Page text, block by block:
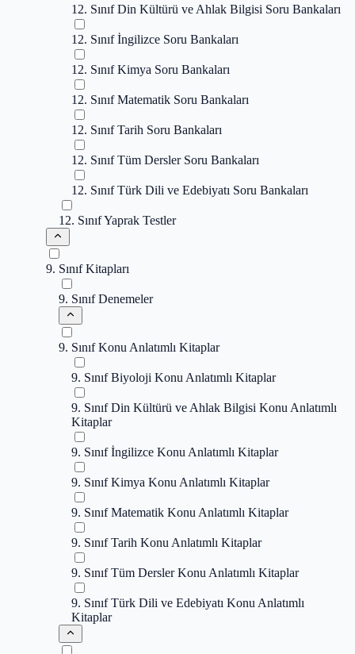
12. Sınıf Din Kültürü ve Ahlak Bilgisi Soru Bankaları
12. Sınıf İngilizce Soru Bankaları
12. Sınıf Kimya Soru Bankaları
12. Sınıf Matematik Soru Bankaları
12. Sınıf Tarih Soru Bankaları
12. Sınıf Tüm Dersler Soru Bankaları
12. Sınıf Türk Dili ve Edebiyatı Soru Bankaları
12. Sınıf Yaprak Testler
9. Sınıf Kitapları
9. Sınıf Denemeler
9. Sınıf Konu Anlatımlı Kitaplar
9. Sınıf Biyoloji Konu Anlatımlı Kitaplar
9. Sınıf Din Kültürü ve Ahlak Bilgisi Konu Anlatımlı
Kitaplar
9. Sınıf İngilizce Konu Anlatımlı Kitaplar
9. Sınıf Kimya Konu Anlatımlı Kitaplar
9. Sınıf Matematik Konu Anlatımlı Kitaplar
9. Sınıf Tarih Konu Anlatımlı Kitaplar
9. Sınıf Tüm Dersler Konu Anlatımlı Kitaplar
9. Sınıf Türk Dili ve Edebiyatı Konu Anlatımlı
Kitaplar